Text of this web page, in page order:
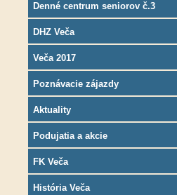
Denné centrum seniorov č.3
DHZ Veča
Veča 2017
Poznávacie zájazdy
Aktuality
Podujatia a akcie
FK Veča
História Veča